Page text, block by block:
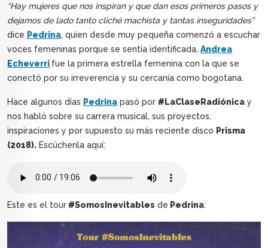
“Hay mujeres que nos inspiran y que dan esos primeros pasos y
dejamos de lado tanto cliché machista y tantas inseguridades”
dice Pedrina, quien desde muy pequeña comenzó a escuchar
voces femeninas porque se sentía identificada, Andrea
Echeverri fue la primera estrella femenina con la que se
conectó por su irreverencia y su cercanía como bogotana.
Hace algunos días Pedrina pasó por #LaClaseRadiónica y
nos habló sobre su carrera musical, sus proyectos,
inspiraciones y por supuesto su más reciente disco Prisma
(2018). Escúchenla aquí:
Este es el tour #SomosInevitables de Pedrina: